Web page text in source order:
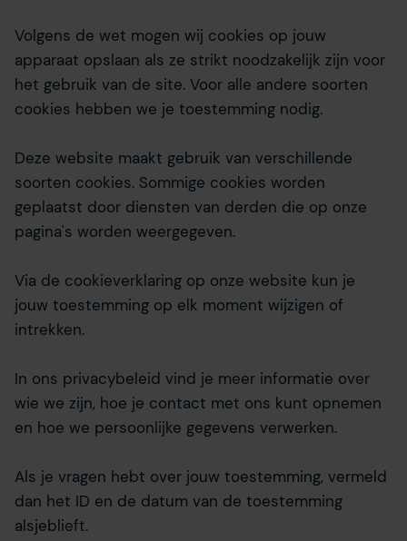
Volgens de wet mogen wij cookies op jouw
apparaat opslaan als ze strikt noodzakelijk zijn voor
het gebruik van de site. Voor alle andere soorten
cookies hebben we je toestemming nodig.
Deze website maakt gebruik van verschillende
soorten cookies. Sommige cookies worden
geplaatst door diensten van derden die op onze
pagina's worden weergegeven.
Via de cookieverklaring op onze website kun je
jouw toestemming op elk moment wijzigen of
intrekken.
In ons privacybeleid vind je meer informatie over
wie we zijn, hoe je contact met ons kunt opnemen
en hoe we persoonlijke gegevens verwerken.
Als je vragen hebt over jouw toestemming, vermeld
dan het ID en de datum van de toestemming
alsjeblieft.